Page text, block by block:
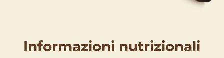
Informazioni nutrizionali